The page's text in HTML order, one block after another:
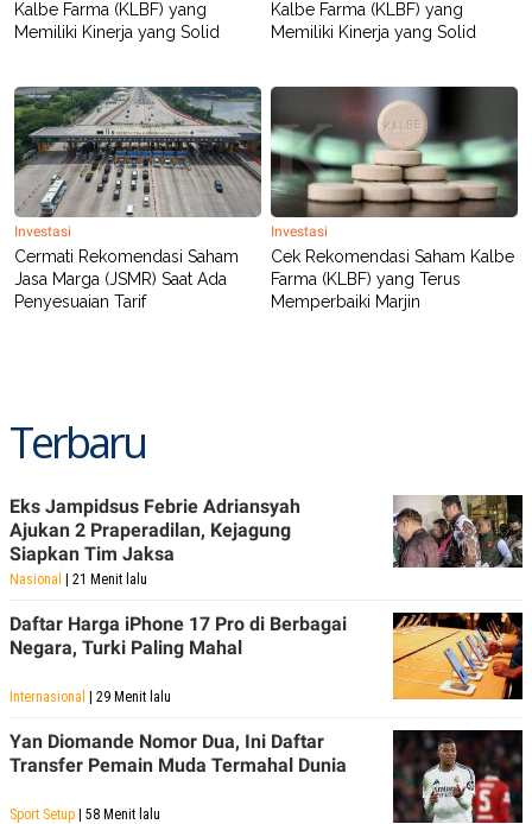
Kalbe Farma (KLBF) yang
Memiliki Kinerja yang Solid
Kalbe Farma (KLBF) yang
Memiliki Kinerja yang Solid
Investasi
Cermati Rekomendasi Saham
Jasa Marga (JSMR) Saat Ada
Penyesuaian Tarif
Investasi
Cek Rekomendasi Saham Kalbe
Farma (KLBF) yang Terus
Memperbaiki Marjin
Terbaru
Eks Jampidsus Febrie Adriansyah
Ajukan 2 Praperadilan, Kejagung
Siapkan Tim Jaksa
Nasional | 21 Menit lalu
Daftar Harga iPhone 17 Pro di Berbagai
Negara, Turki Paling Mahal
Internasional | 29 Menit lalu
Yan Diomande Nomor Dua, Ini Daftar
Transfer Pemain Muda Termahal Dunia
Sport Setup | 58 Menit lalu